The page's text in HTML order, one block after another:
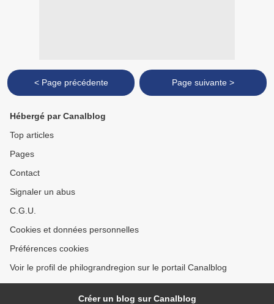
< Page précédente Page suivante >
Hébergé par Canalblog
Top articles
Pages
Contact
Signaler un abus
C.G.U.
Cookies et données personnelles
Préférences cookies
Voir le profil de philograndregion sur le portail Canalblog
Créer un blog sur Canalblog